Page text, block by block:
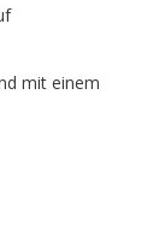
mit einem